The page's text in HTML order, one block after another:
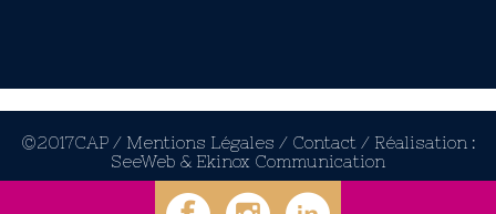
©2017CAP / Mentions Légales / Contact / Réalisation :
SeeWeb & Ekinox Communication